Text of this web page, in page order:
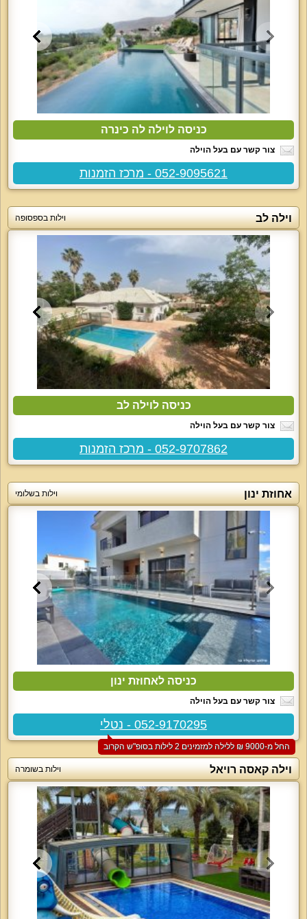
כניסה לוילה לה כינרה
צור קשר עם בעל הוילה
052-9095621 - מרכז הזמנות
וילה לב וילות בספסופה
כניסה לוילה לב
צור קשר עם בעל הוילה
052-9707862 - מרכז הזמנות
אחוזת ינון וילות בשלומי
כניסה לאחוזת ינון
צור קשר עם בעל הוילה
052-9170295 - נטלי
החל מ-‏9000 ₪ ללילה למזמינים 2 לילות בסופ"ש הקרוב
וילה קאסה רויאל וילות בשומרה